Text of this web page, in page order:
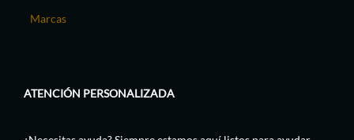
Marcas
ATENCIÓN PERSONALIZADA